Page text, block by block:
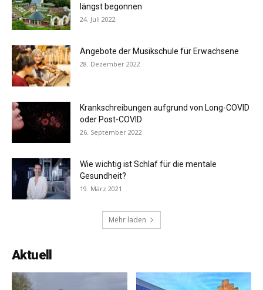
längst begonnen
24. Juli 2022
Angebote der Musikschule für Erwachsene
28. Dezember 2022
Krankschreibungen aufgrund von Long-COVID
oder Post-COVID
26. September 2022
Wie wichtig ist Schlaf für die mentale
Gesundheit?
19. März 2021
Mehr laden
Aktuell